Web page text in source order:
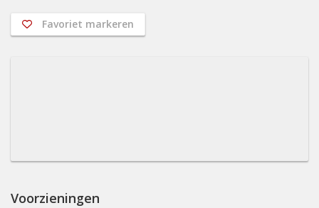
Favoriet markeren
Voorzieningen